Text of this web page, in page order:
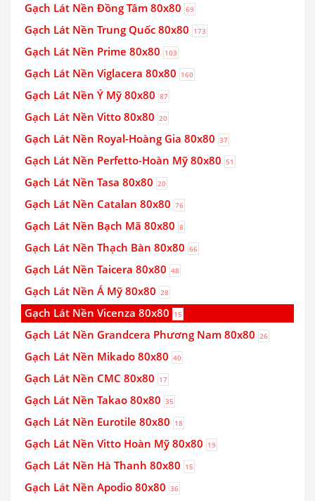
Gạch Lát Nền Đồng Tâm 80x80 69
Gạch Lát Nền Trung Quốc 80x80 173
Gạch Lát Nền Prime 80x80 103
Gạch Lát Nền Viglacera 80x80 160
Gạch Lát Nền Ý Mỹ 80x80 87
Gạch Lát Nền Vitto 80x80 20
Gạch Lát Nền Royal-Hoàng Gia 80x80 37
Gạch Lát Nền Perfetto-Hoàn Mỹ 80x80 51
Gạch Lát Nền Tasa 80x80 20
Gạch Lát Nền Catalan 80x80 76
Gạch Lát Nền Bạch Mã 80x80 8
Gạch Lát Nền Thạch Bàn 80x80 66
Gạch Lát Nền Taicera 80x80 48
Gạch Lát Nền Á Mỹ 80x80 28
Gạch Lát Nền Vicenza 80x80 15
Gạch Lát Nền Grandcera Phương Nam 80x80 26
Gạch Lát Nền Mikado 80x80 40
Gạch Lát Nền CMC 80x80 17
Gạch Lát Nền Takao 80x80 35
Gạch Lát Nền Eurotile 80x80 18
Gạch Lát Nền Vitto Hoàn Mỹ 80x80 19
Gạch Lát Nền Hà Thanh 80x80 15
Gạch Lát Nền Apodio 80x80 36